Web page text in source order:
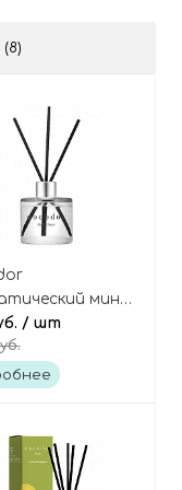
мини-
для дома
- Тёмная
Signature Reed
/ шт